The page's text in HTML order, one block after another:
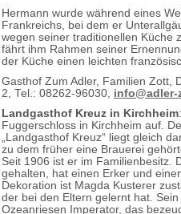
Hermann wurde während eines
Frankreichs, bei dem er
wegen seiner traditionellen Küche
fährt ihm Rahmen seiner
der Küche einen leichten
Gasthof Zum Adler, Familien Zott,
2, Tel.: 08262-96030, info@adler-
Landgasthof Kreuz in Kirchheim
Fuggerschloss in Kirchheim auf.
„Landgasthof Kreuz“ liegt gleich
zu dem früher eine Brauerei
Seit 1906 ist er im Familienbesitz.
gehalten, hat einen Erker und
Dekoration ist Magda Kusterer
der bei den Eltern gelernt hat.
Ozeanriesen Imperator, das